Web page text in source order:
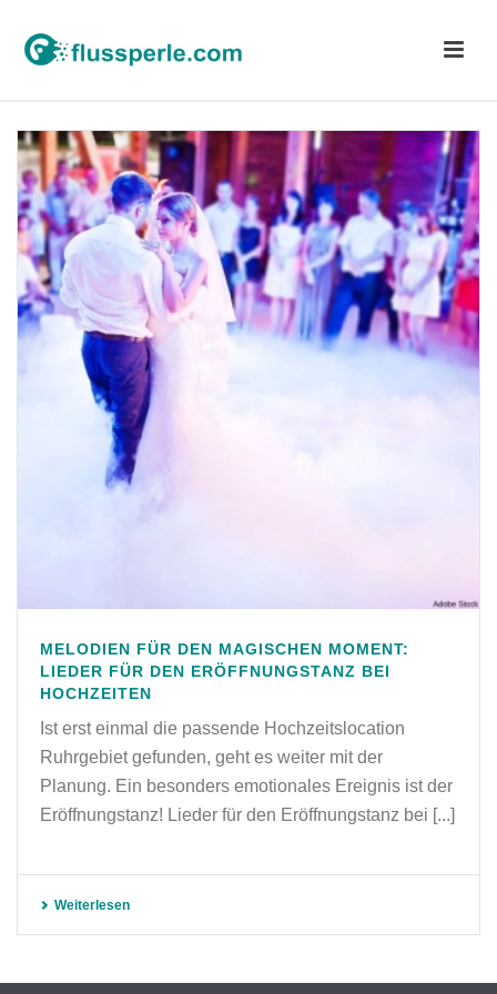
MELODIEN FÜR DEN MAGISCHEN MOMENT:
LIEDER FÜR DEN ERÖFFNUNGSTANZ BEI
HOCHZEITEN
Ist erst einmal die passende Hochzeitslocation
Ruhrgebiet gefunden, geht es weiter mit der
Planung. Ein besonders emotionales Ereignis ist der
Eröffnungstanz! Lieder für den Eröffnungstanz bei [...]
Weiterlesen